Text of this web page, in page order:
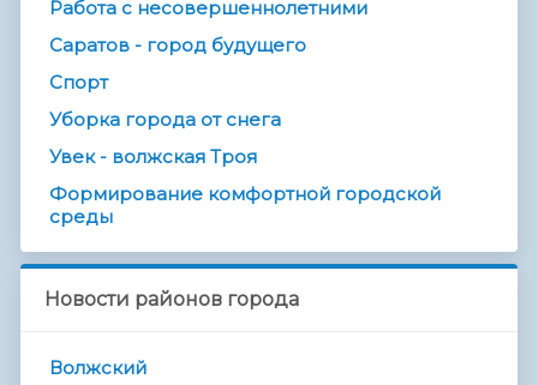
Работа с несовершеннолетними
Саратов - город будущего
Спорт
Уборка города от снега
Увек - волжская Троя
Формирование комфортной городской
среды
Новости районов города
Волжский